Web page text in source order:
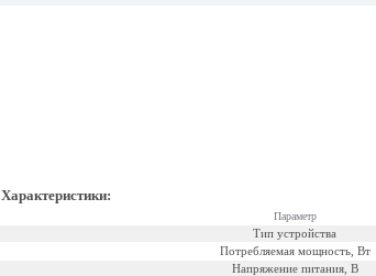
Характеристики:
Параметр
Тип устройства
Потребляемая мощность, Вт
Напряжение питания, В